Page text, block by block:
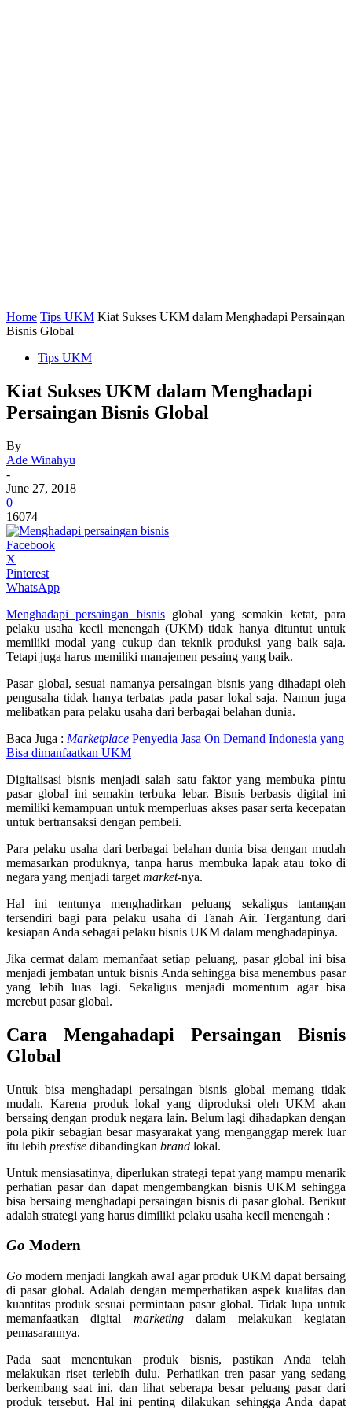
Home Tips UKM Kiat Sukses UKM dalam Menghadapi Persaingan
Bisnis Global
Tips UKM
Kiat Sukses UKM dalam Menghadapi
Persaingan Bisnis Global
By
Ade Winahyu
-
June 27, 2018
0
16074
Facebook
X
Pinterest
WhatsApp
Menghadapi persaingan bisnisglobal yang semakin ketat, para
pelaku usaha kecil menengah (UKM) tidak hanya dituntut untuk
memiliki modal yang cukup dan teknik produksi yang baik saja.
Tetapi juga harus memiliki manajemen pesaing yang baik.
Pasar global, sesuai namanya persaingan bisnis yang dihadapi oleh
pengusaha tidak hanya terbatas pada pasar lokal saja. Namun juga
melibatkan para pelaku usaha dari berbagai belahan dunia.
Baca Juga : Marketplace Penyedia Jasa On Demand Indonesia yang
Bisa dimanfaatkan UKM
Digitalisasi bisnis menjadi salah satu faktor yang membuka pintu
pasar global ini semakin terbuka lebar. Bisnis berbasis digital ini
memiliki kemampuan untuk memperluas akses pasar serta kecepatan
untuk bertransaksi dengan pembeli.
Para pelaku usaha dari berbagai belahan dunia bisa dengan mudah
memasarkan produknya, tanpa harus membuka lapak atau toko di
negara yang menjadi target market-nya.
Hal ini tentunya menghadirkan peluang sekaligus tantangan
tersendiri bagi para pelaku usaha di Tanah Air. Tergantung dari
kesiapan Anda sebagai pelaku bisnis UKM dalam menghadapinya.
Jika cermat dalam memanfaat setiap peluang, pasar global ini bisa
menjadi jembatan untuk bisnis Anda sehingga bisa menembus pasar
yang lebih luas lagi. Sekaligus menjadi momentum agar bisa
merebut pasar global.
Cara Mengahadapi Persaingan Bisnis
Global
Untuk bisa menghadapi persaingan bisnis global memang tidak
mudah. Karena produk lokal yang diproduksi oleh UKM akan
bersaing dengan produk negara lain. Belum lagi dihadapkan dengan
pola pikir sebagian besar masyarakat yang menganggap merek luar
itu lebih prestise dibandingkan brand lokal.
Untuk mensiasatinya, diperlukan strategi tepat yang mampu menarik
perhatian pasar dan dapat mengembangkan bisnis UKM sehingga
bisa bersaing menghadapi persaingan bisnis di pasar global. Berikut
adalah strategi yang harus dimiliki pelaku usaha kecil menengah :
Go Modern
Go modern menjadi langkah awal agar produk UKM dapat bersaing
di pasar global. Adalah dengan memperhatikan aspek kualitas dan
kuantitas produk sesuai permintaan pasar global. Tidak lupa untuk
memanfaatkan digital marketingdalam melakukan kegiatan
pemasarannya.
Pada saat menentukan produk bisnis, pastikan Anda telah
melakukan riset terlebih dulu. Perhatikan tren pasar yang sedang
berkembang saat ini, dan lihat seberapa besar peluang pasar dari
produk tersebut. Hal ini penting dilakukan sehingga Anda dapat